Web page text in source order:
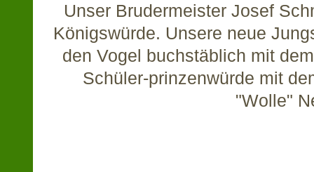
Unser Brudermeister Josef
Königswürde. Unsere neue
den Vogel buchstäblich mit
Schüler-prinzenwürde mit
"Wolle"